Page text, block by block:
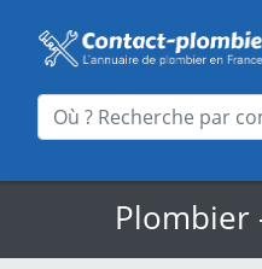
Plombier